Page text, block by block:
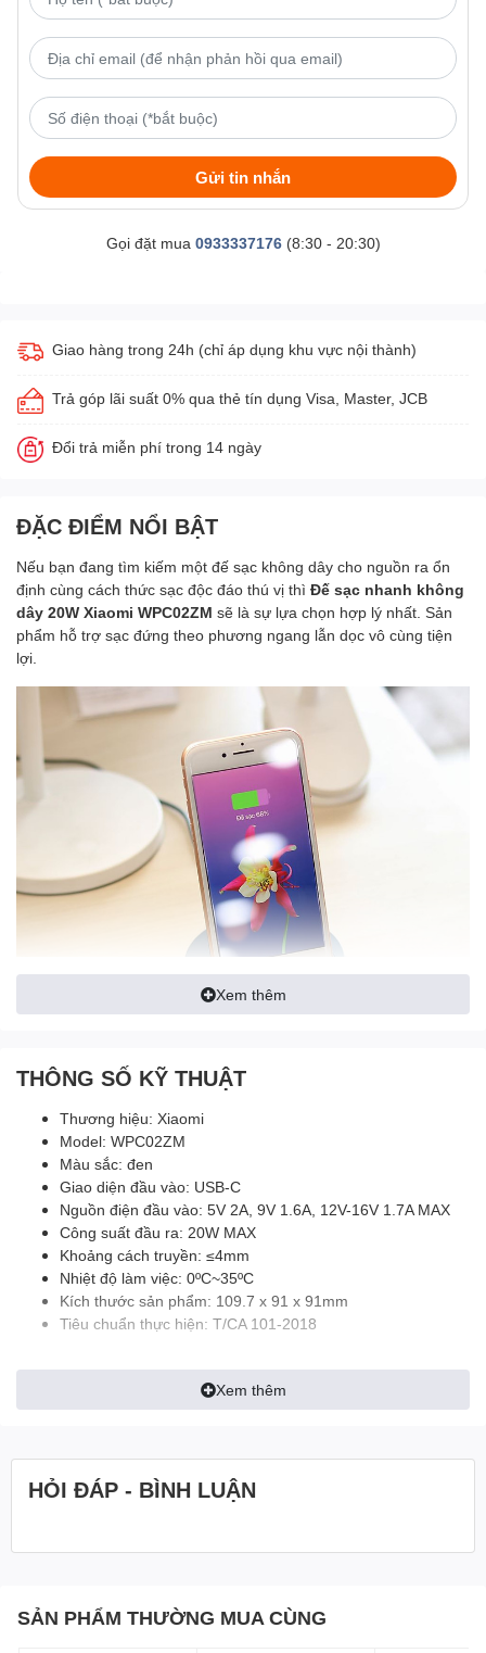
Gửi tin nhắn
Gọi đặt mua 0933337176(8:30 - 20:30)
Giao hàng trong 24h (chỉ áp dụng khu vực nội thành)
Trả góp lãi suất 0% qua thẻ tín dụng Visa, Master, JCB
Đổi trả miễn phí trong 14 ngày
ĐẶC ĐIỂM NỔI BẬT
Nếu bạn đang tìm kiếm một đế sạc không dây cho nguồn ra ổn
định cùng cách thức sạc độc đáo thú vị thì Đế sạc nhanh không
dây 20W Xiaomi WPC02ZM sẽ là sự lựa chọn hợp lý nhất. Sản
phẩm hỗ trợ sạc đứng theo phương ngang lẫn dọc vô cùng tiện
lợi.
Các đế sạc không dây thường được mọi người ưa chuộng bởi sự
Xem thêm
THÔNG SỐ KỸ THUẬT
Thương hiệu: Xiaomi
Model: WPC02ZM
Màu sắc: đen
Giao diện đầu vào: USB-C
Nguồn điện đầu vào: 5V 2A, 9V 1.6A, 12V-16V 1.7A MAX
Công suất đầu ra: 20W MAX
Khoảng cách truyền: ≤4mm
Nhiệt độ làm việc: 0ºC~35ºC
Kích thước sản phẩm: 109.7 x 91 x 91mm
Tiêu chuẩn thực hiện: T/CA 101-2018
Xem thêm
HỎI ĐÁP - BÌNH LUẬN
SẢN PHẨM THƯỜNG MUA CÙNG